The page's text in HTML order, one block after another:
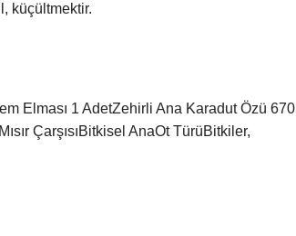
küçültmektir.
Elması 1 AdetZehirli Ana Karadut Özü 670
ÇarşısıBitkisel AnaOt TürüBitkiler,